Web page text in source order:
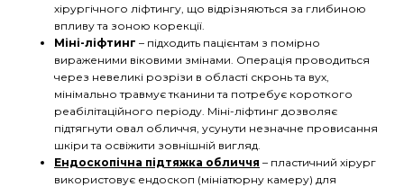
хірургічного ліфтингу, що відрізняються за глибиною
впливу та зоною корекції.
Міні-ліфтинг – підходить пацієнтам з помірно
вираженими віковими змінами. Операція проводиться
через невеликі розрізи в області скронь та вух,
мінімально травмує тканини та потребує короткого
реабілітаційного періоду. Міні-ліфтинг дозволяє
підтягнути овал обличчя, усунути незначне провисання
шкіри та освіжити зовнішній вигляд.
Ендоскопічна підтяжка обличчя – пластичний хірург
використовує ендоскоп (мініатюрну камеру) для